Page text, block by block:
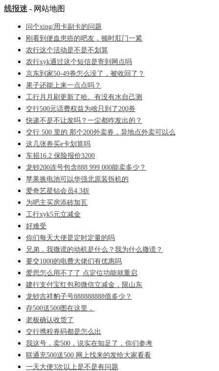
线报迷 - 网站地图
问个xing/用卡副卡的问题
刚看到便血患癌的吧友，顿时肛门一紧
农行这个活动是不是不划算
农行xyk通过这个短信是寄到网点吗
京东到家50-49券怎么没了，被收回了？
果子还能上来一点点吗？
工行月月刷更新了哈。有没有水自己测
交行500元话费权益为啥只到了200券
快递不是不让发吗？一尘都咋发出的？
交行 500 里的 那个200外卖券，异地点外卖可以么
这几张券买e卡划算吗
车损16.2 保险报价3200
龙钞200连号包含888 999 000能卖多少？
苹果换电池可以华强北原装拆机的
爱奇艺星钻会员4.3折
为吧主买房添砖加瓦
工行xyk5元立减金
好难受
你们每天大便是定时定量的吗
兄弟，我撒谎的动机是什么？我为什么撒谎？
要交1000的电费大佬们有优惠吗
爱思怎么用不了了 点定位功能就重启
建行支付宝红包和微信立减金，限山东
龙钞吉祥豹子号888888888值多少？
存500送500图在这里，
老板确认收货了
交行携程券码都是怎么出
我这号，卖500，说实在知足了，你们参考
联通充500送500 网上找来的发给大家看看
一天大便3次以上是不是有问题